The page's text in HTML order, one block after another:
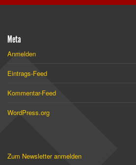
Meta
Anmelden
Eintrags-Feed
Kommentar-Feed
WordPress.org
Zum Newsletter anmelden